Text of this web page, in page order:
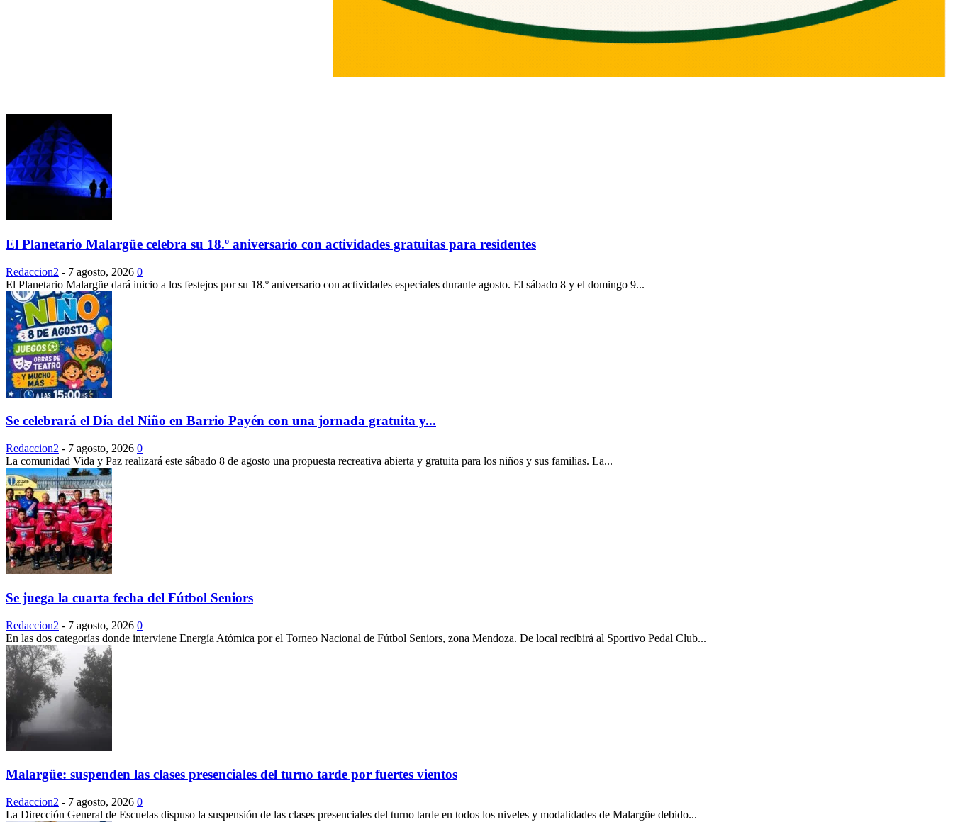
El Planetario Malargüe celebra su 18.º aniversario con actividades gratuitas para residentes
Redaccion2 - 7 agosto, 2026 0
El Planetario Malargüe dará inicio a los festejos por su 18.º aniversario con actividades especiales durante agosto. El sábado 8 y el domingo 9...
Se celebrará el Día del Niño en Barrio Payén con una jornada gratuita y...
Redaccion2 - 7 agosto, 2026 0
La comunidad Vida y Paz realizará este sábado 8 de agosto una propuesta recreativa abierta y gratuita para los niños y sus familias. La...
Se juega la cuarta fecha del Fútbol Seniors
Redaccion2 - 7 agosto, 2026 0
En las dos categorías donde interviene Energía Atómica por el Torneo Nacional de Fútbol Seniors, zona Mendoza. De local recibirá al Sportivo Pedal Club...
Malargüe: suspenden las clases presenciales del turno tarde por fuertes vientos
Redaccion2 - 7 agosto, 2026 0
La Dirección General de Escuelas dispuso la suspensión de las clases presenciales del turno tarde en todos los niveles y modalidades de Malargüe debido...